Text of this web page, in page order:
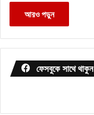
আরও পড়ুন
ফেসবুকে সাথে থাকুন